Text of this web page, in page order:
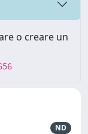
o creare un
ND